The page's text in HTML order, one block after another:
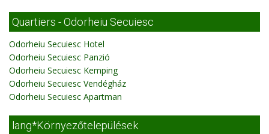
Quartiers - Odorheiu Secuiesc
Odorheiu Secuiesc Hotel
Odorheiu Secuiesc Panzió
Odorheiu Secuiesc Kemping
Odorheiu Secuiesc Vendégház
Odorheiu Secuiesc Apartman
lang*Környezőtelepülések